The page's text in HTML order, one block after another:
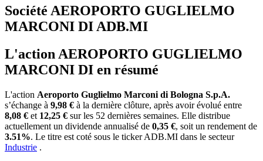
Société AEROPORTO GUGLIELMO
MARCONI DI ADB.MI
L'action AEROPORTO GUGLIELMO
MARCONI DI en résumé
L'action Aeroporto Guglielmo Marconi di Bologna S.p.A.
s’échange à 9,98 € à la dernière clôture, après avoir évolué entre
8,08 € et 12,25 € sur les 52 dernières semaines. Elle distribue
actuellement un dividende annualisé de 0,35 €, soit un rendement de
3.51%. Le titre est coté sous le tickerADB.MI dans le secteur
Industrie .